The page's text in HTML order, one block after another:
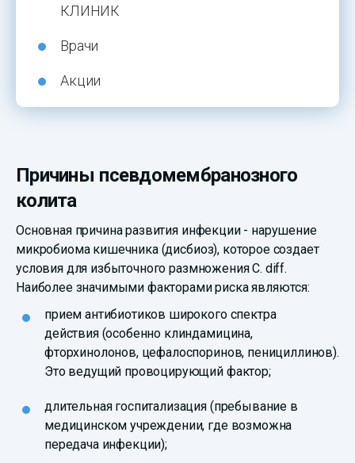
КЛИНИК
Врачи
Акции
Причины псевдомембранозного
колита
Основная причина развития инфекции - нарушение
микробиома кишечника (дисбиоз), которое создает
условия для избыточного размножения C. diff.
Наиболее значимыми факторами риска являются:
прием антибиотиков широкого спектра
действия (особенно клиндамицина,
фторхинолонов, цефалоспоринов, пенициллинов).
Это ведущий провоцирующий фактор;
длительная госпитализация (пребывание в
медицинском учреждении, где возможна
передача инфекции);